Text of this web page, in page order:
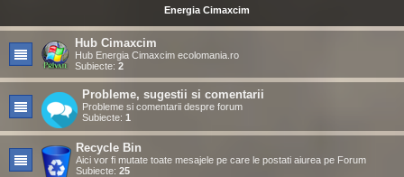
Energia Cimaxcim
Hub Cimaxcim
Hub Energia Cimaxcim ecolomania.ro
Subiecte: 2
Probleme, sugestii si comentarii
Probleme si comentarii despre forum
Subiecte: 1
Recycle Bin
Aici vor fi mutate toate mesajele pe care le postati aiurea pe Forum
Subiecte: 25